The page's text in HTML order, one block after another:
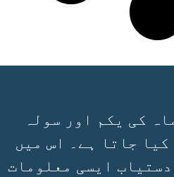
کی یکم اور سولہ
جاتا ہے۔ اس میں
ایسی معلومات